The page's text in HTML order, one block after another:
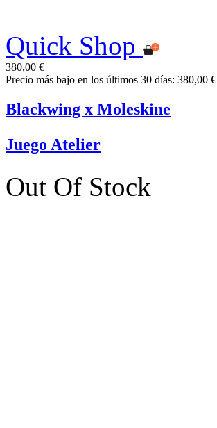
Quick Shop
380,00 €
Precio más bajo en los últimos 30 días: 380,00 €
Blackwing x Moleskine
Juego Atelier
Out Of Stock